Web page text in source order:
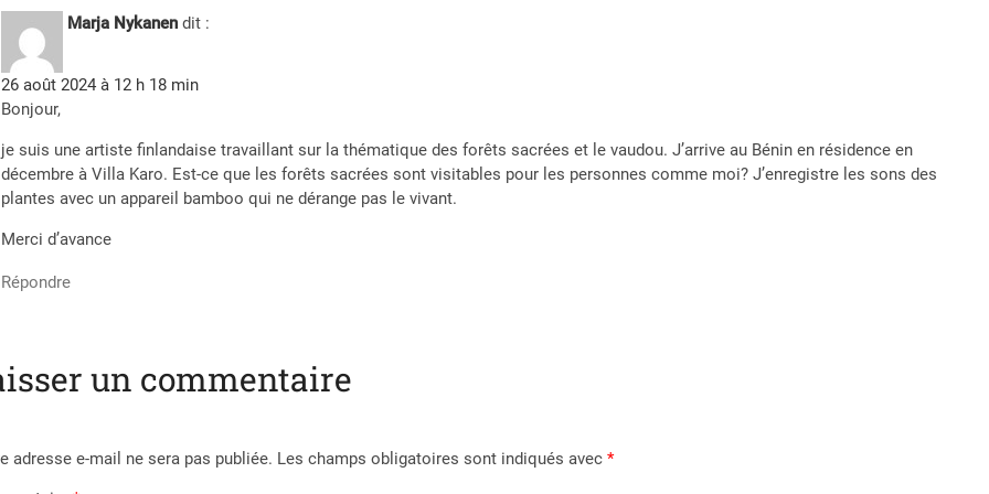
Marja Nykanen dit :
26 août 2024 à 12 h 18 min
Bonjour,
je suis une artiste finlandaise travaillant sur la thématique des forêts sacrées et le vaudou. J’arrive au Bénin en résidence en
décembre à Villa Karo. Est-ce que les forêts sacrées sont visitables pour les personnes comme moi? J’enregistre les sons des
plantes avec un appareil bamboo qui ne dérange pas le vivant.
Merci d’avance
Répondre
un commentaire
adresse e-mail ne sera pas publiée. Les champs obligatoires sont indiqués avec*